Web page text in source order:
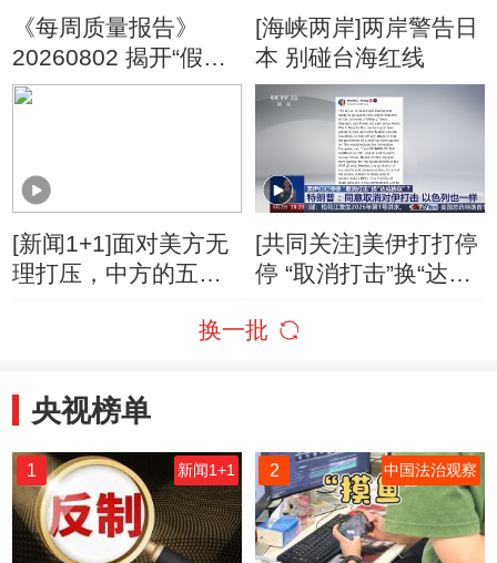
《每周质量报告》
20260802 揭开“假洋
牌”的真面目
[海峡两岸]两岸警告日
本 别碰台海红线
[新闻1+1]面对美方无
理打压，中方的五项
[共同关注]美伊打打停
停 “取消打击”换“达成
取消对伊打击 以色列
换一批
央视榜单
1 新闻1+1 2 中国法治观察